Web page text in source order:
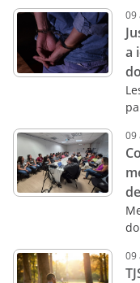
09
a
09
09